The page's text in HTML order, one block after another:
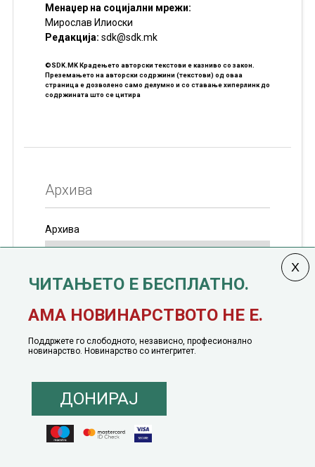
Менаџер на социјални мрежи:
Мирослав Илиоски
Редакцијa: sdk@sdk.mk
©SDK.MK Крадењето авторски текстови е казниво со закон.
Преземањето на авторски содржини (текстови) од оваа
страница е дозволено само делумно и со ставање хиперлинк до
содржината што се цитира
Архива
Архива
јануари, 1991 година
© 2016 - 2026 Сакам Да Кажам. Сите права задржани |
Понуда за политичко рекламирање
Политика на инклузија
Кодекс на однесување
ЧИТАЊЕТО Е БЕСПЛАТНО.
АМА НОВИНАРСТВОТО НЕ Е.
Поддржете го слободното, независно, професионално
новинарство. Новинарство со интегритет.
ДОНИРАЈ